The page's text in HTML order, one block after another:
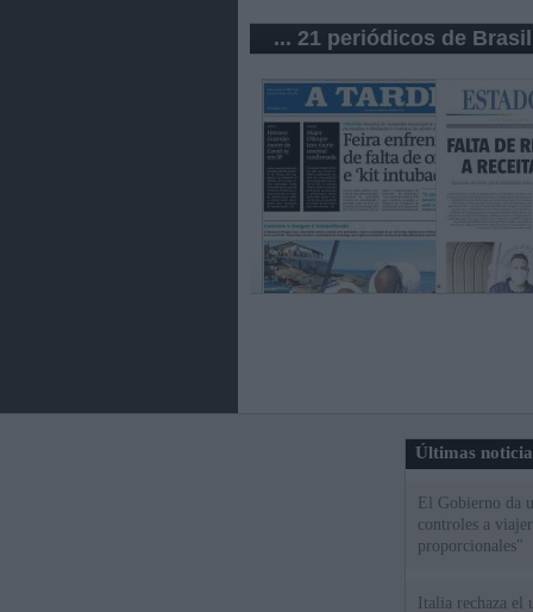
... 21 periódicos de Brasil
Últimas
El Gobierno da
controles a
proporcionales"
Italia rechaza